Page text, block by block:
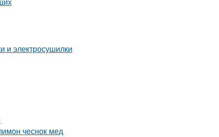
и электросушилки
чеснок мед